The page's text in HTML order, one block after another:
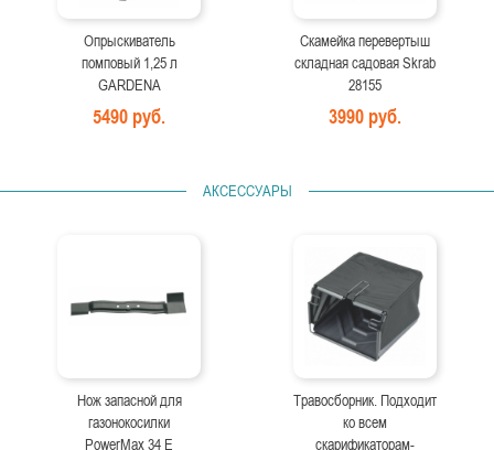
Опрыскиватель
помповый 1,25 л
GARDENA
5490 руб.
Скамейка перевертыш
складная садовая Skrab
28155
3990 руб.
АКСЕССУАРЫ
Нож запасной для
газонокосилки
PowerMax 34 E
Травосборник. Подходит
ко всем
скарификаторам-